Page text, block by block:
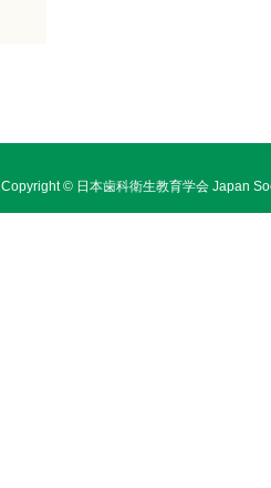
Copyright © 日本歯科衛生教育学会 Japan